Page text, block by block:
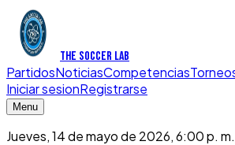
THE SOCCER LAB
PartidosNoticiasCompetencias
Iniciar sesionRegistrarse
Menu
Jueves, 14 de mayo de 2026, 6:00 p. m.